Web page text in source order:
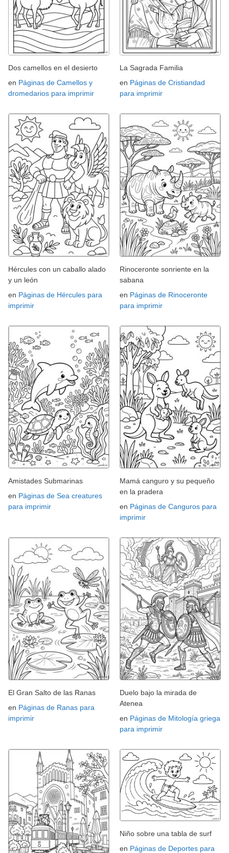
Dos camellos en el desierto
en Páginas de Camellos y
dromedarios para imprimir
La Sagrada Familia
en Páginas de Cristiandad
para imprimir
Hércules con un caballo alado
y un león
en Páginas de Hércules para
imprimir
Rinoceronte sonriente en la
sabana
en Páginas de Rinoceronte
para imprimir
Amistades Submarinas
en Páginas de Sea creatures
para imprimir
Mamá canguro y su pequeño
en la pradera
en Páginas de Canguros para
imprimir
El Gran Salto de las Ranas
en Páginas de Ranas para
imprimir
Duelo bajo la mirada de
Atenea
en Páginas de Mitología griega
para imprimir
Niño sobre una tabla de surf
en Páginas de Deportes para